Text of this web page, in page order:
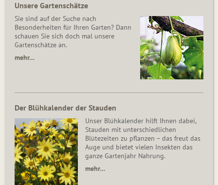
Unsere Gartenschätze
Sie sind auf der Suche nach
Besonderheiten für Ihren Garten? Dann
schauen Sie sich doch mal unsere
Gartenschätze an.
mehr…
Der Blühkalender der Stauden
Unser Blühkalender hilft Ihnen dabei,
Stauden mit unterschiedlichen
Blütezeiten zu pflanzen – das freut das
Auge und bietet vielen Insekten das
ganze Gartenjahr Nahrung.
mehr…